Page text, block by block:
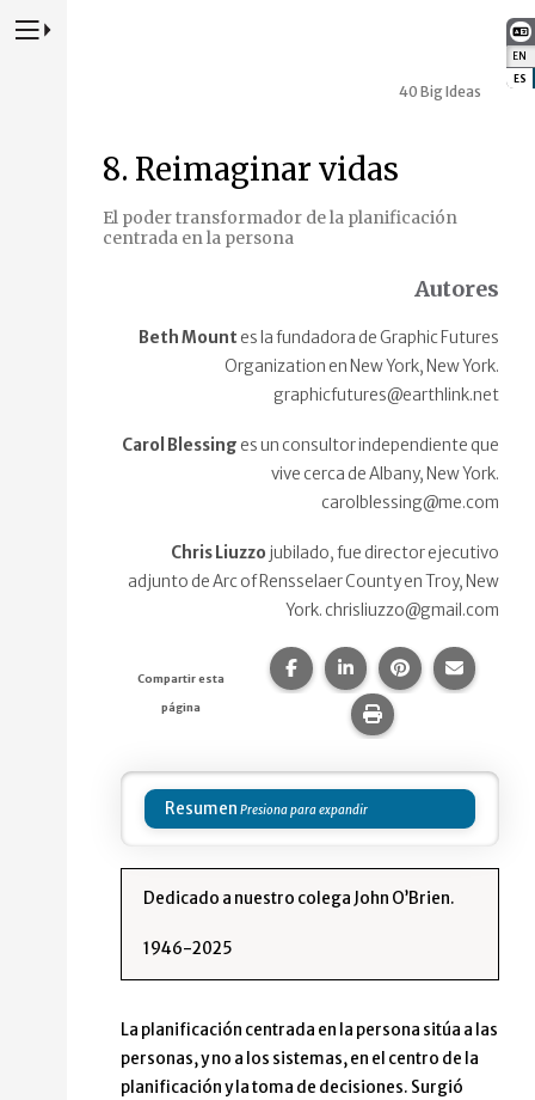
EN
ES
Presione para alternar la navegación principal del sitio web
40 Big Ideas
8. Reimaginar vidas
El poder transformador de la planificación
centrada en la persona
Autores
Beth Mount es la fundadora de Graphic Futures
Organization en New York, New York.
graphicfutures@earthlink.net
Carol Blessing es un consultor independiente que
vive cerca de Albany, New York.
carolblessing@me.com
Chris Liuzzo jubilado, fue director ejecutivo
adjunto de Arc of Rensselaer County en Troy, New
York. chrisliuzzo@gmail.com
Compartir esta
página
Compartir esta página en
Compartir esta
Compartir
Imprime esta
Resumen
Dedicado a nuestro colega John O’Brien.
1946-2025
La planificación centrada en la persona sitúa a las
personas, y no a los sistemas, en el centro de la
planificación y la toma de decisiones. Surgió